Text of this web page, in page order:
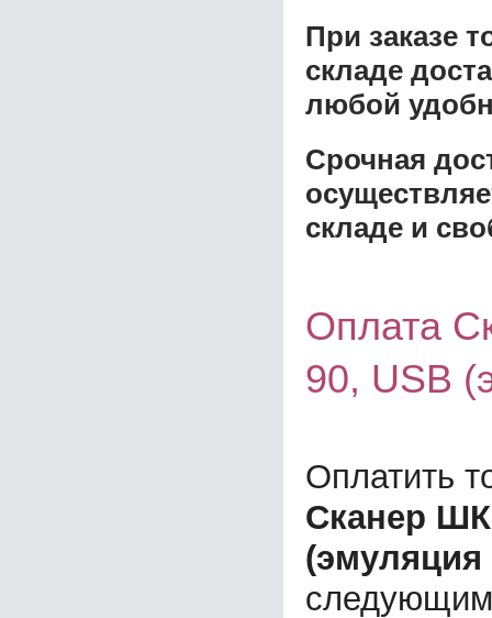
При заказе
складе
любой
Срочная
складе и
Оплата
90, USB
Оплатить
Сканер ШК